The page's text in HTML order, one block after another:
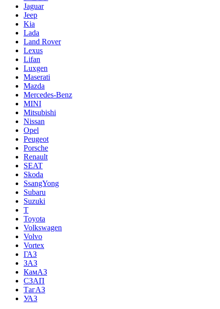
Jaguar
Jeep
Kia
Lada
Land Rover
Lexus
Lifan
Luxgen
Maserati
Mazda
Mercedes-Benz
MINI
Mitsubishi
Nissan
Opel
Peugeot
Porsche
Renault
SEAT
Skoda
SsangYong
Subaru
Suzuki
T
Toyota
Volkswagen
Volvo
Vortex
ГАЗ
ЗАЗ
КамАЗ
СЗАП
ТагАЗ
УАЗ